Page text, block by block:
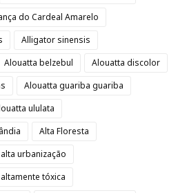
do Cardeal Amarelo
Alligator sinensis
Alouatta belzebul
Alouatta discolor
Alouatta guariba guariba
ululata
Alta Floresta
alta urbanização
altamente tóxica